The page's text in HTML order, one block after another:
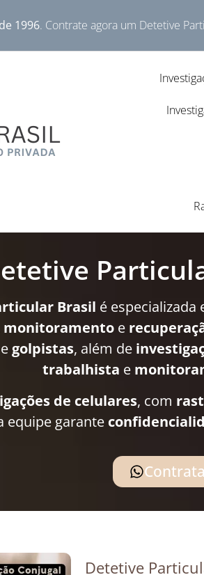
1996. Contrate agora um Detetive
Brasil é especializada
monitoramentoe
e golpistas, além de
trabalhista e
de celulares, com
equipe garante
Detetive